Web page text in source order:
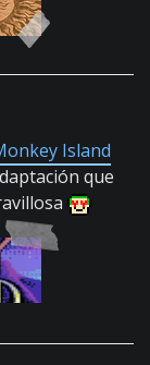
Island
que